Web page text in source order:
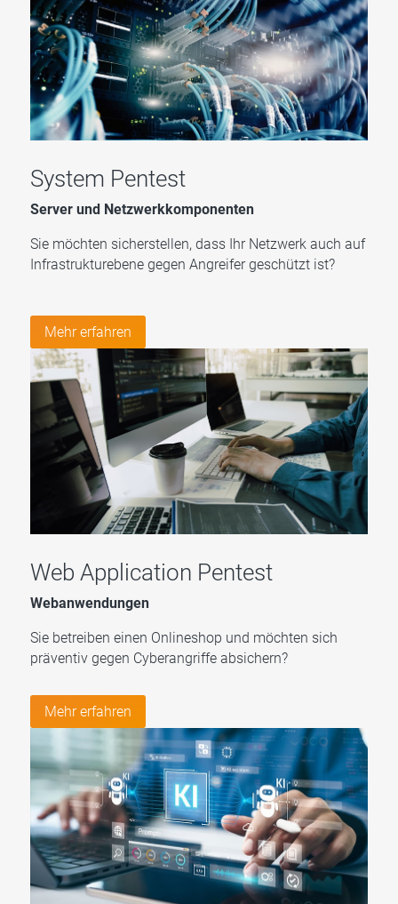
System Pentest
Server und Netzwerkkomponenten
Sie möchten sicherstellen, dass Ihr Netzwerk auch auf
Infrastrukturebene gegen Angreifer geschützt ist?
Mehr erfahren
Web Application Pentest
Webanwendungen
Sie betreiben einen Onlineshop und möchten sich
präventiv gegen Cyberangriffe absichern?
Mehr erfahren